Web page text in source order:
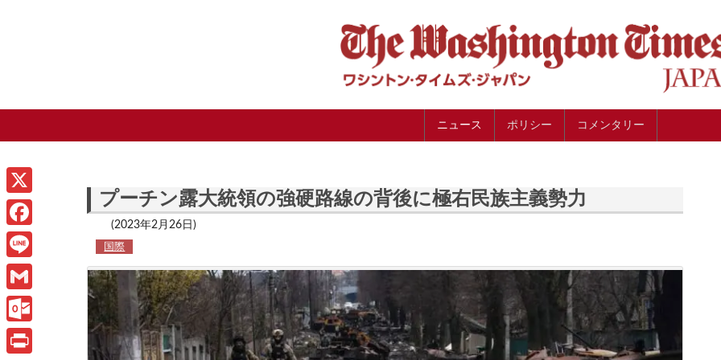
ニュース ポリシー コメンタリー
プーチン露大統領の強硬路線の背後に極右民族主義勢力
(2023年2月26日)
国際
X
F
a
c
e
b
L
i
n
e
G
m
a
O